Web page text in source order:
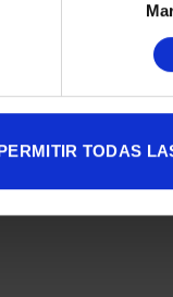
TODAS